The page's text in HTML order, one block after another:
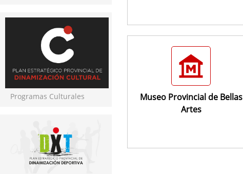
Programas Culturales
Museo Provincial de Bellas
Artes